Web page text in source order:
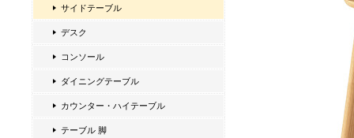
サイドテーブル
デスク
コンソール
ダイニングテーブル
カウンター・ハイテーブル
テーブル 脚